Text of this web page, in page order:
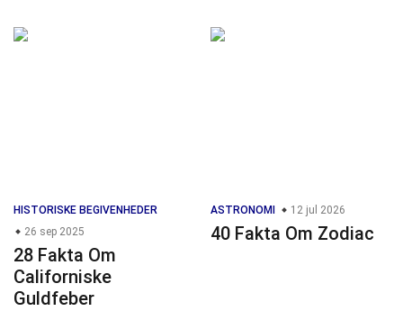
HISTORISKE BEGIVENHEDER
26 sep 2025
28 Fakta Om
Californiske
Guldfeber
ASTRONOMI 12 jul 2026
40 Fakta Om Zodiac